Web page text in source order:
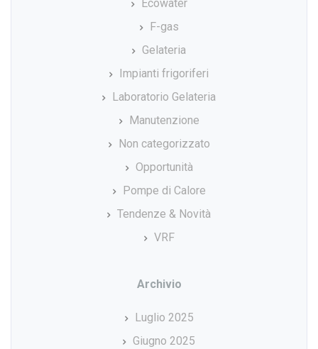
Ecowater
F-gas
Gelateria
Impianti frigoriferi
Laboratorio Gelateria
Manutenzione
Non categorizzato
Opportunità
Pompe di Calore
Tendenze & Novità
VRF
Archivio
Luglio 2025
Giugno 2025